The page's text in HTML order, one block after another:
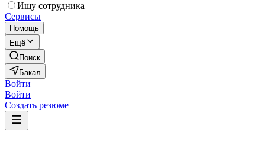
Ищу сотрудника
Сервисы
Помощь
Ещё
Поиск
Бакал
Войти
Войти
Создать резюме